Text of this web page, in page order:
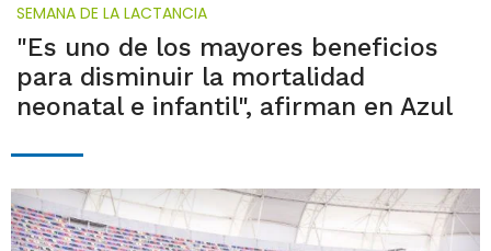
SEMANA DE LA LACTANCIA
"Es uno de los mayores beneficios
para disminuir la mortalidad
neonatal e infantil", afirman en Azul